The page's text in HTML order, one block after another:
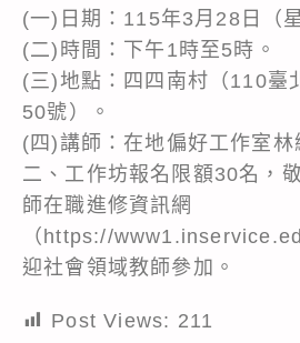
(一)日期：115年3月28日（
(二)時間：下午1時至5時。
(三)地點：四四南村（110臺
50號）。
(四)講師：在地偏好工作室林
二、工作坊報名限額30名，
師在職進修資訊網
（https://
迎社會領域教師參加。
Post Views: 211